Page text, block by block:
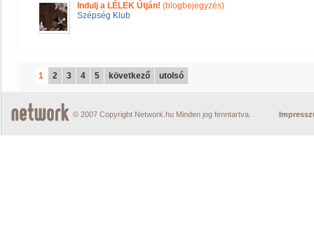
Indulj a LÉLEK Útján! (blogbejegyzés)
Szépség Klub
1 2 3 4 5 következő utolsó
© 2007 Copyright Network.hu Minden jog fenntartva.